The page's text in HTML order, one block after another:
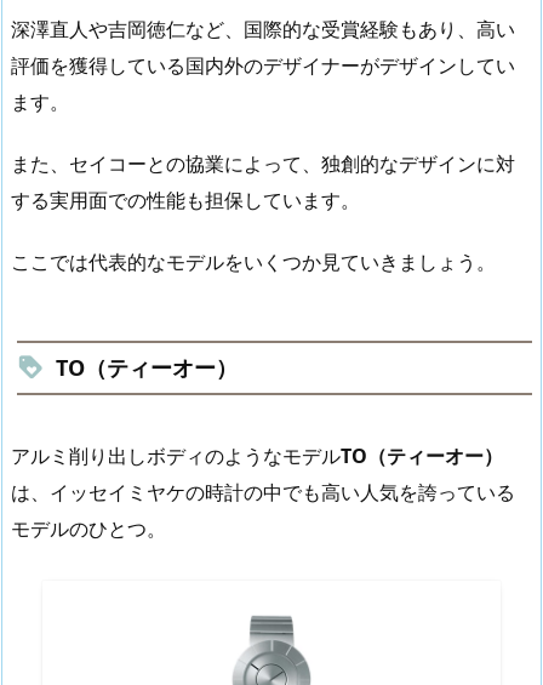
深澤直人や吉岡徳仁など、国際的な受賞経験もあり、高い
評価を獲得している国内外のデザイナーがデザインしてい
ます。
また、セイコーとの協業によって、独創的なデザインに対
する実用面での性能も担保しています。
ここでは代表的なモデルをいくつか見ていきましょう。
TO（ティーオー）
アルミ削り出しボディのようなモデルTO（ティーオー）
は、イッセイミヤケの時計の中でも高い人気を誇っている
モデルのひとつ。